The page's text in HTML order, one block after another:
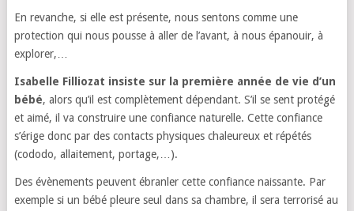
En revanche, si elle est présente, nous sentons comme une
protection qui nous pousse à aller de l’avant, à nous épanouir, à
explorer,…
Isabelle Filliozat insiste sur la première année de vie d’un
bébé, alors qu’il est complètement dépendant. S’il se sent protégé
et aimé, il va construire une confiance naturelle. Cette confiance
s’érige donc par des contacts physiques chaleureux et répétés
(cododo, allaitement, portage,…).
Des évènements peuvent ébranler cette confiance naissante. Par
exemple si un bébé pleure seul dans sa chambre, il sera terrorisé au